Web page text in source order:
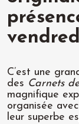
C’est une
des Carnets
magnifique
organisée
leur superbe